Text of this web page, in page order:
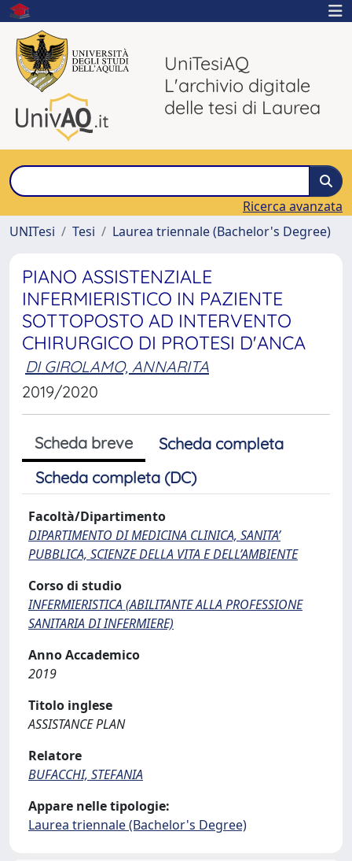
UniTesiAQ
L'archivio digitale
delle tesi di Laurea
Ricerca avanzata
UNITesi
Tesi Laurea triennale (Bachelor's Degree)
PIANO ASSISTENZIALE
INFERMIERISTICO IN PAZIENTE
SOTTOPOSTO AD INTERVENTO
CHIRURGICO DI PROTESI D'ANCA
DI GIROLAMO, ANNARITA
2019/2020
Scheda breve
Scheda completa
Scheda completa (DC)
Facoltà/Dipartimento
DIPARTIMENTO DI MEDICINA CLINICA, SANITA’
PUBBLICA, SCIENZE DELLA VITA E DELL’AMBIENTE
Corso di studio
INFERMIERISTICA (ABILITANTE ALLA PROFESSIONE
SANITARIA DI INFERMIERE)
Anno Accademico
2019
Titolo inglese
ASSISTANCE PLAN
Relatore
BUFACCHI, STEFANIA
Appare nelle tipologie:
Laurea triennale (Bachelor's Degree)